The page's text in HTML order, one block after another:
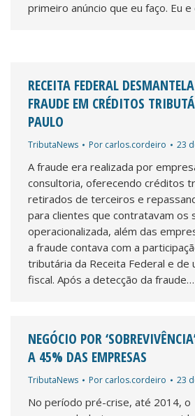
primeiro anúncio que eu faço. Eu
RECEITA FEDERAL
FRAUDE EM CRÉDITOS
PAULO
TributaNews Por carlos.cordeiro 23
A fraude era realizada por
consultoria, oferecendo créditos
retirados de terceiros e
para clientes que contratavam os
operacionalizada, além das
a fraude contava com a
tributária da Receita Federal e de
fiscal. Após a detecção da fraude…
NEGÓCIO POR
A 45% DAS EMPRESAS
TributaNews Por carlos.cordeiro 23
No período pré-crise, até 2014, o